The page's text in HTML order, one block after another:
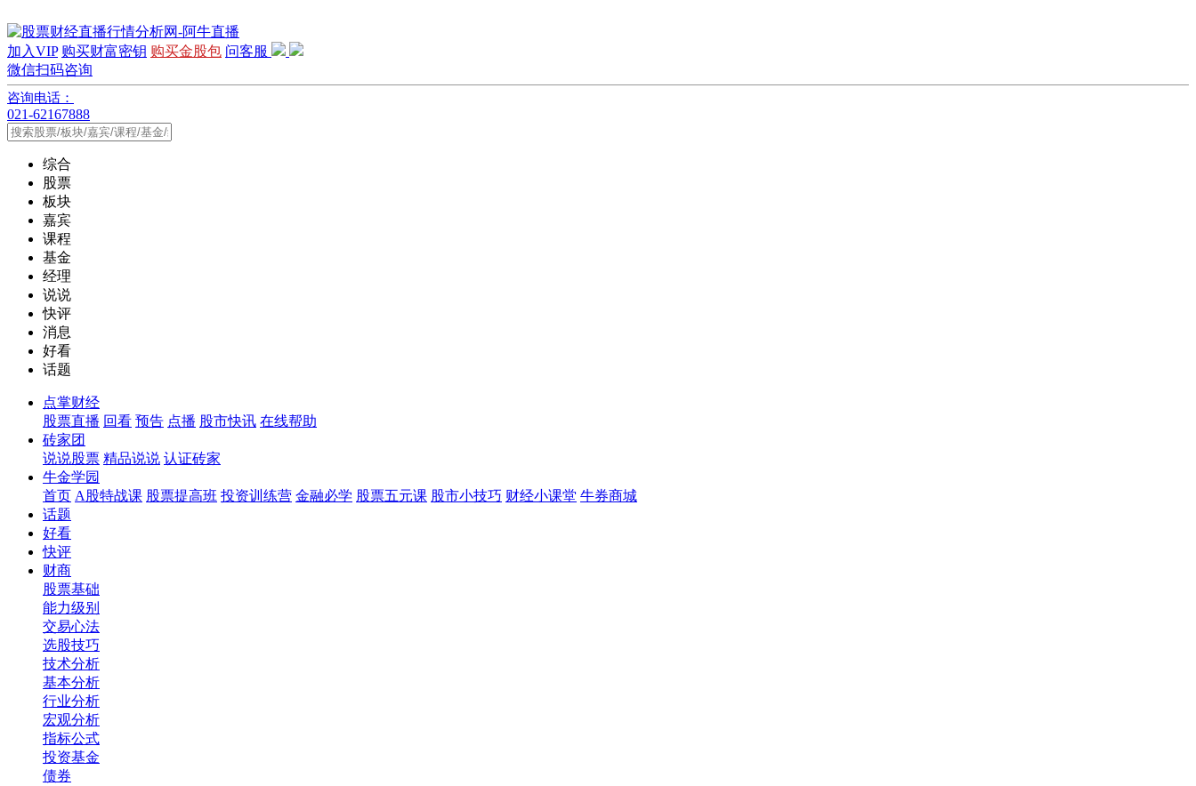
加入VIP 购买财富密钥 购买金股包 问客服
微信扫码咨询
咨询电话：
021-62167888
综合
股票
板块
嘉宾
课程
基金
经理
说说
快评
消息
好看
话题
点掌财经
股票直播 回看 预告 点播 股市快讯 在线帮助
砖家团
说说股票 精品说说 认证砖家
牛金学园
首页 A股特战课 股票提高班 投资训练营 金融必学 股票五元课 股市小技巧 财经小课堂 牛券商城
话题
好看
快评
财商
股票基础
能力级别
交易心法
选股技巧
技术分析
基本分析
行业分析
宏观分析
指标公式
投资基金
债券